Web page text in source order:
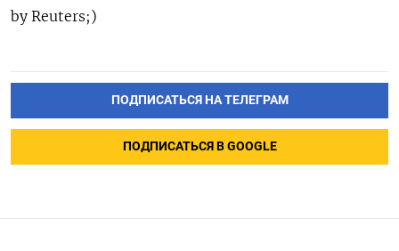
by Reuters;)
ПОДПИСАТЬСЯ НА ТЕЛЕГРАМ
ПОДПИСАТЬСЯ В GOOGLE